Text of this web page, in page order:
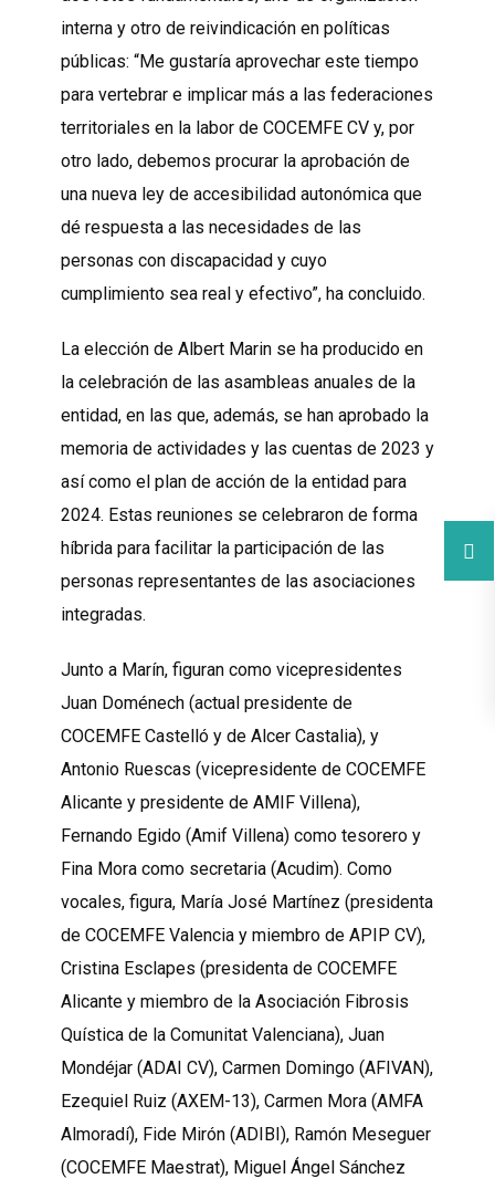
interna y otro de reivindicación en políticas
públicas: “Me gustaría aprovechar este tiempo
para vertebrar e implicar más a las federaciones
territoriales en la labor de COCEMFE CV y, por
otro lado, debemos procurar la aprobación de
una nueva ley de accesibilidad autonómica que
dé respuesta a las necesidades de las
personas con discapacidad y cuyo
cumplimiento sea real y efectivo”, ha concluido.
La elección de Albert Marin se ha producido en
la celebración de las asambleas anuales de la
entidad, en las que, además, se han aprobado la
memoria de actividades y las cuentas de 2023 y
así como el plan de acción de la entidad para
2024. Estas reuniones se celebraron de forma
híbrida para facilitar la participación de las
personas representantes de las asociaciones
integradas.
Junto a Marín, figuran como vicepresidentes
Juan Doménech (actual presidente de
COCEMFE Castelló y de Alcer Castalia), y
Antonio Ruescas (vicepresidente de COCEMFE
Alicante y presidente de AMIF Villena),
Fernando Egido (Amif Villena) como tesorero y
Fina Mora como secretaria (Acudim). Como
vocales, figura, María José Martínez (presidenta
de COCEMFE Valencia y miembro de APIP CV),
Cristina Esclapes (presidenta de COCEMFE
Alicante y miembro de la Asociación Fibrosis
Quística de la Comunitat Valenciana), Juan
Mondéjar (ADAI CV), Carmen Domingo (AFIVAN),
Ezequiel Ruiz (AXEM-13), Carmen Mora (AMFA
Almoradí), Fide Mirón (ADIBI), Ramón Meseguer
(COCEMFE Maestrat), Miguel Ángel Sánchez